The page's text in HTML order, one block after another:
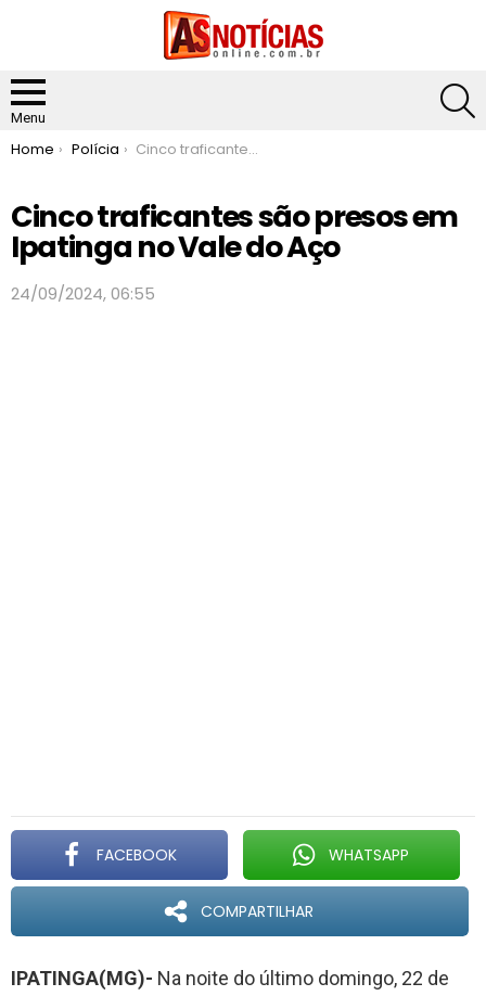
Menu
You are here:
Home Polícia Cinco traficantes são presos em Ipatinga no Vale do Aço
Cinco traficantes são presos em
Ipatinga no Vale do Aço
24/09/2024, 06:55
FACEBOOK WHATSAPP
COMPARTILHAR
IPATINGA(MG)- Na noite do último domingo, 22 de